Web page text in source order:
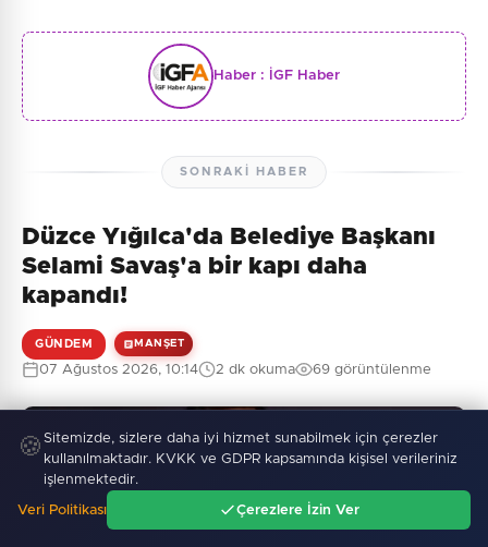
Haber : İGF Haber
SONRAKI HABER
Düzce Yığılca'da Belediye Başkanı
Selami Savaş'a bir kapı daha
kapandı!
GÜNDEM MANŞET
07 Ağustos 2026, 10:14 2 dk okuma 69 görüntülenme
🍪 Sitemizde, sizlere daha iyi hizmet sunabilmek için çerezler
kullanılmaktadır. KVKK ve GDPR kapsamında kişisel verileriniz
işlenmektedir.
Veri Politikası Çerezlere İzin Ver
Gündem Ara Menü